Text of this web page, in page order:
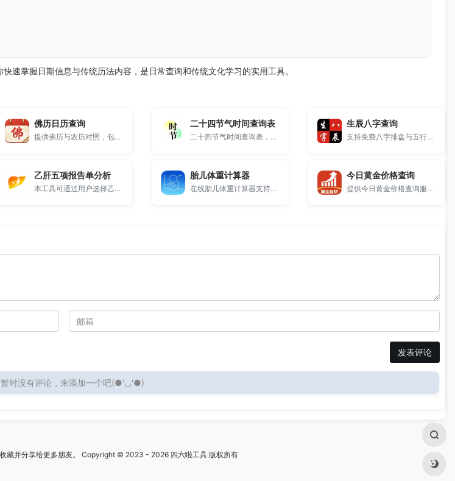
速掌握日期信息与传统历法内容，是日常查询和传统文化学习的实用工具。
佛历日历查询
提供佛历与农历对照，包含观音斋日、佛教节日、十斋日及重要佛菩萨纪念日。
二十四节气时间查询表
二十四节气时间查询表，提供全年节气日期、农历时间及节气对照信息，支持快速查看当前节气与下一个节气时间，适合学习传统文化、农业参考及日常查询使用，免费在线工具。
生辰八字查询
支持免费八字排盘与五行分析，输入出生日期和时辰即可获取完整八字信息，适用于命理参考与五行分析。
乙肝五项报告单分析
本工具可通过用户选择乙肝五项的定性结果（阳性/阴性），智能判断乙肝病毒是否感染、是否具有免疫力、是否具有传染性等，适合体检报告解读及医学辅助参考。
胎儿体重计算器
在线胎儿体重计算器支持输入双顶径（BPD）、腹围（AC）和股骨长（FL）等超声数据，基于Shepard公式快速估算胎儿体重，帮助孕妇了解宝宝发育情况，是产检常用的实用辅助工具。
今日黄金价格查询
提供今日黄金价格查询服务，包含实时金价、国际黄金价格、银行金条价格及黄金回收价格，支持多品牌金价对比与走势参考，数据实时更新，免费在线查询。
发表评论
时没有评论，来添加一个吧(●'◡'●)
藏并分享给更多朋友。 Copyright © 2023 - 2026 四六啦工具 版权所有